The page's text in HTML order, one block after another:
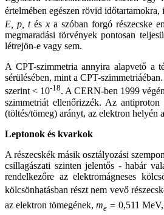
értelmében egészen rövid
E, p, tésxa szóban forgó részecske
megmaradási törvények pontosan
létrejön-e vagy sem.
A CPT-szimmetria annyira alapvető a
sérülésében, mint a CPT-
szerint < 10-18. A CERN-ben 1999
szimmetriát ellenőrizzék. Az antiproton
(töltés/tömeg) arányt, az elektron helyén
Leptonok és kvarkok
A részecskék másik osztályozási
csillagászati szinten jelentős - habár
rendelkezőre az elektromágneses
kölcsönhatásban részt nem vevő
az elektron tömegének, me = 0,511